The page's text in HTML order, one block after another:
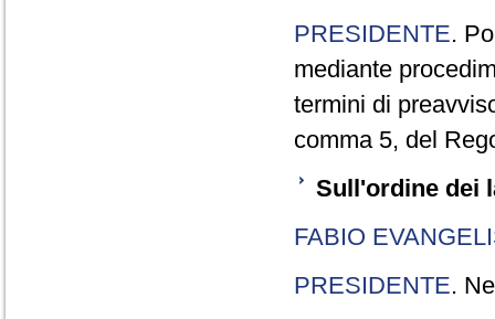
PRESIDENTE.
mediante
termini di
comma 5, del
Sull'ordine dei
FABIO
PRESIDENTE.